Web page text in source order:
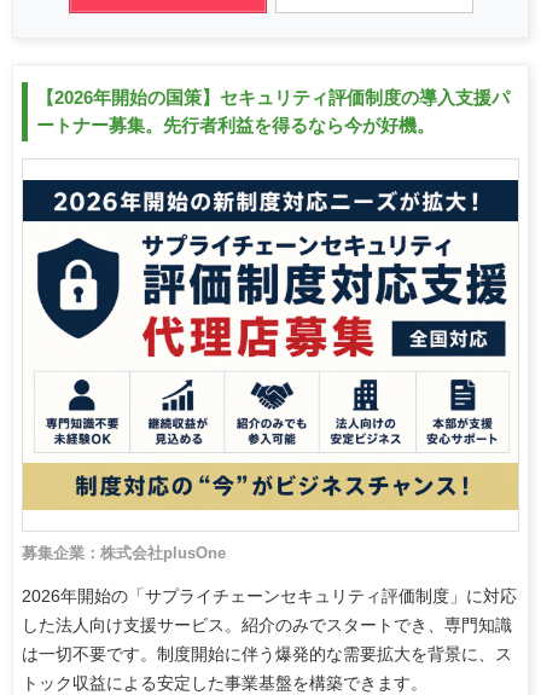
【2026年開始の国策】セキュリティ評価制度の導入支援パ
ートナー募集。先行者利益を得るなら今が好機。
募集企業：株式会社plusOne
2026年開始の「サプライチェーンセキュリティ評価制度」に対応
した法人向け支援サービス。紹介のみでスタートでき、専門知識
は一切不要です。制度開始に伴う爆発的な需要拡大を背景に、ス
トック収益による安定した事業基盤を構築できます。